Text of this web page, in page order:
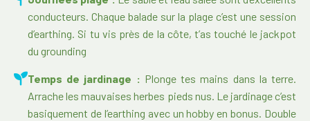
conducteurs. Chaque balade sur la plage c’est une session
d’earthing. Si tu vis près de la côte, t’as touché le jackpot
du grounding
Temps de jardinage : Plonge tes mains dans la terre.
Arrache les mauvaises herbes pieds nus. Le jardinage c’est
basiquement de l’earthing avec un hobby en bonus. Double